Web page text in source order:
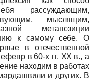
рассуждающим,
мыслящим,
метапозиции
к самому себе. О
в отечественной
в 60-х гг. XX в., а
находим в работах
и других. В